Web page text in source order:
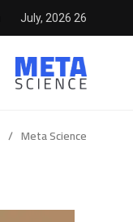
26 July, 2026
Meta Science
/